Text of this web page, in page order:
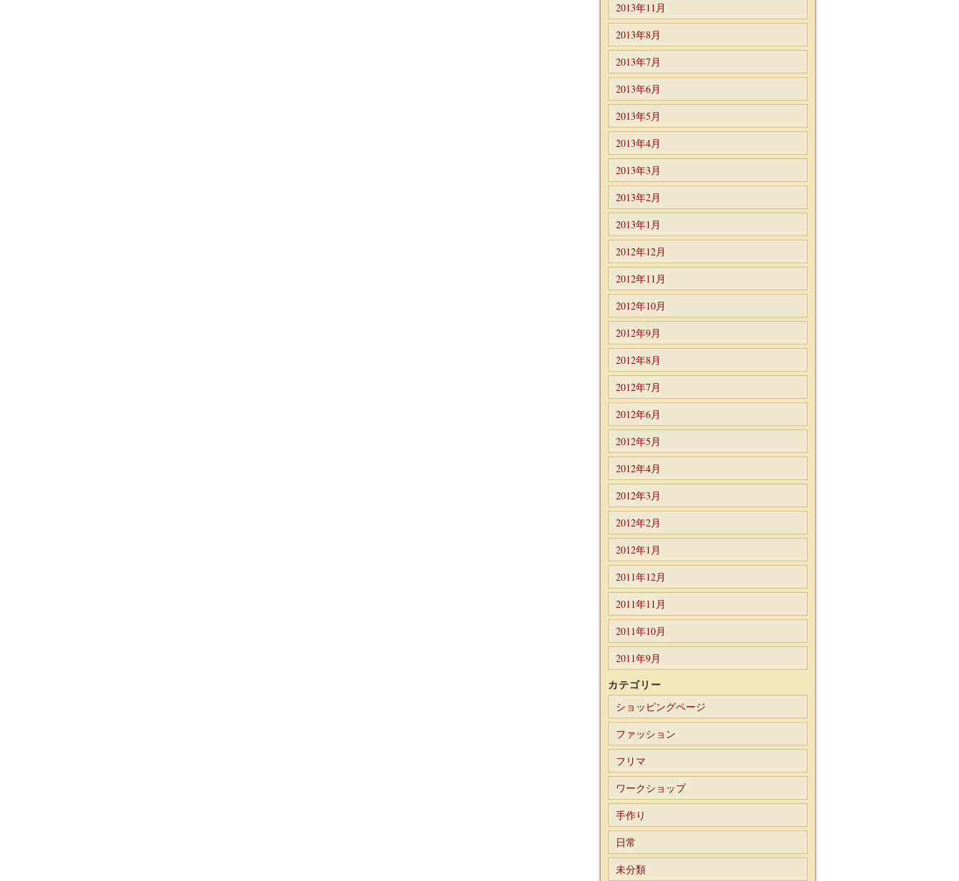
2013年11月
2013年8月
2013年7月
2013年6月
2013年5月
2013年4月
2013年3月
2013年2月
2013年1月
2012年12月
2012年11月
2012年10月
2012年9月
2012年8月
2012年7月
2012年6月
2012年5月
2012年4月
2012年3月
2012年2月
2012年1月
2011年12月
2011年11月
2011年10月
2011年9月
カテゴリー
ショッピングページ
ファッション
フリマ
ワークショップ
手作り
日常
未分類